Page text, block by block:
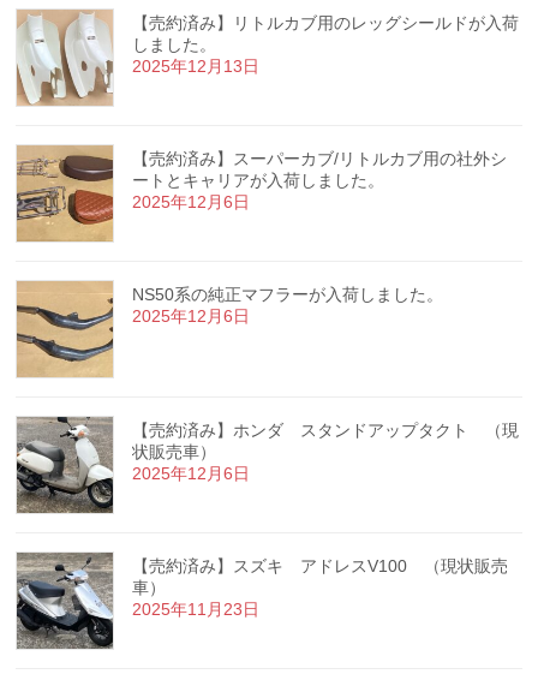
【売約済み】リトルカブ用のレッグシールドが入荷
しました。
2025年12月13日
【売約済み】スーパーカブ/リトルカブ用の社外シ
ートとキャリアが入荷しました。
2025年12月6日
NS50系の純正マフラーが入荷しました。
2025年12月6日
【売約済み】ホンダ スタンドアップタクト （現
状販売車）
2025年12月6日
【売約済み】スズキ アドレスV100 （現状販売
車）
2025年11月23日